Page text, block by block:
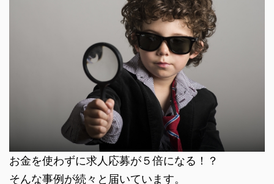
お金を使わずに求人応募が５倍になる！？
そんな事例が続々と届いています。